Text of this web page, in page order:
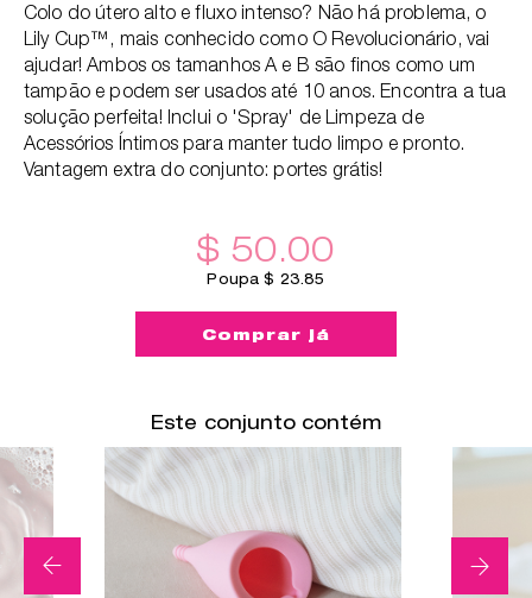
Colo do útero alto e fluxo intenso? Não há problema, o
Lily Cup™, mais conhecido como O Revolucionário, vai
ajudar! Ambos os tamanhos A e B são finos como um
tampão e podem ser usados até 10 anos. Encontra a tua
solução perfeita! Inclui o 'Spray' de Limpeza de
Acessórios Íntimos para manter tudo limpo e pronto.
Vantagem extra do conjunto: portes grátis!
$ 50.00
Poupa $ 23.85
Comprar já
Este conjunto contém